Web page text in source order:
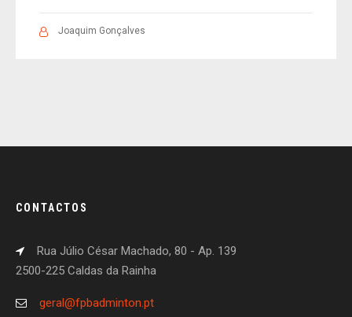
Joaquim Gonçalves
CONTACTOS
Rua Júlio César Machado, 80 - Ap. 139
2500-225 Caldas da Rainha
geral@fpbadminton.pt